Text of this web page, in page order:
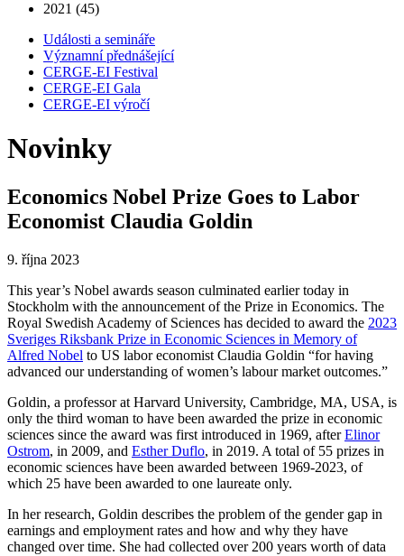
2021 (45)
Události a semináře
Významní přednášející
CERGE-EI Festival
CERGE-EI Gala
CERGE-EI výročí
Novinky
Economics Nobel Prize Goes to Labor
Economist Claudia Goldin
9. října 2023
This year’s Nobel awards season culminated earlier today in
Stockholm with the announcement of the Prize in Economics. The
Royal Swedish Academy of Sciences has decided to award the 2023
Sveriges Riksbank Prize in Economic Sciences in Memory of
Alfred Nobel to US labor economist Claudia Goldin “for having
advanced our understanding of women’s labour market outcomes.”
Goldin, a professor at Harvard University, Cambridge, MA, USA, is
only the third woman to have been awarded the prize in economic
sciences since the award was first introduced in 1969, afterElinor
Ostrom, in 2009, and Esther Duflo, in 2019. A total of 55 prizes in
economic sciences have been awarded between 1969-2023, of
which 25 have been awarded to one laureate only.
In her research, Goldin describes the problem of the gender gap in
earnings and employment rates and how and why they have
changed over time. She had collected over 200 years worth of data